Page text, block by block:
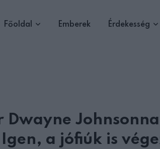
Főoldal Emberek Érdekesség
Dwayne
a jófiúk is